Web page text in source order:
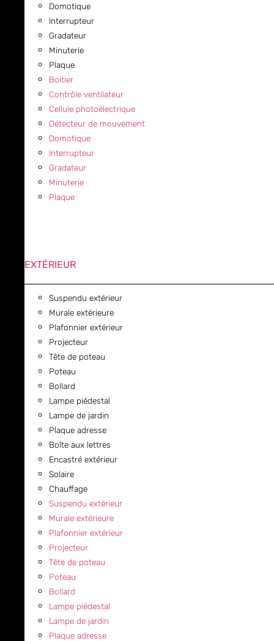
Domotique
Interrupteur
Gradateur
Minuterie
Plaque
Boitier
Contrôle ventilateur
Cellule photoélectrique
Détecteur de mouvement
Domotique
Interrupteur
Gradateur
Minuterie
Plaque
EXTÉRIEUR
Suspendu extérieur
Murale extérieure
Plafonnier extérieur
Projecteur
Tête de poteau
Poteau
Bollard
Lampe piédestal
Lampe de jardin
Plaque adresse
Boîte aux lettres
Encastré extérieur
Solaire
Chauffage
Suspendu extérieur
Murale extérieure
Plafonnier extérieur
Projecteur
Tête de poteau
Poteau
Bollard
Lampe piédestal
Lampe de jardin
Plaque adresse